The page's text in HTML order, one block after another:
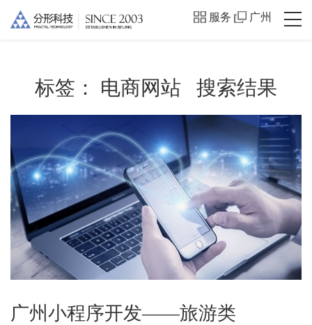
服务 广州
标签： 电商网站 搜索结果
广州小程序开发——旅游类